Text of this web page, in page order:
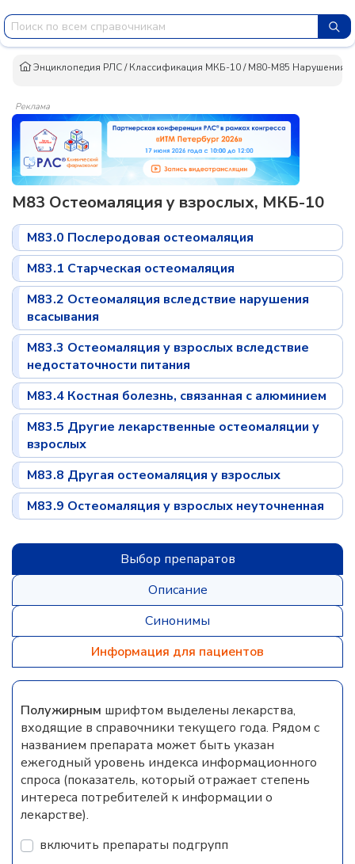
Энциклопедия РЛС/Классификация МКБ-10/M80-M85 Нарушения
Реклама
M83 Остеомаляция у взрослых, МКБ-10
M83.0 Послеродовая остеомаляция
M83.1 Старческая остеомаляция
M83.2 Остеомаляция вследствие нарушения
всасывания
M83.3 Остеомаляция у взрослых вследствие
недостаточности питания
M83.4 Костная болезнь, связанная с алюминием
M83.5 Другие лекарственные остеомаляции у
взрослых
M83.8 Другая остеомаляция у взрослых
M83.9 Остеомаляция у взрослых неуточненная
Выбор препаратов
Описание
Синонимы
Информация для пациентов
Полужирным шрифтом выделены лекарства,
входящие в справочники текущего года. Рядом с
названием препарата может быть указан
ежегодный уровень индекса информационного
спроса (показатель, который отражает степень
интереса потребителей к информации о
лекарстве).
включить препараты подгрупп